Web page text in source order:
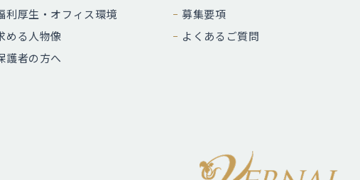
利厚生・オフィス環境
める人物像
護者の方へ
募集要項
よくあるご質問